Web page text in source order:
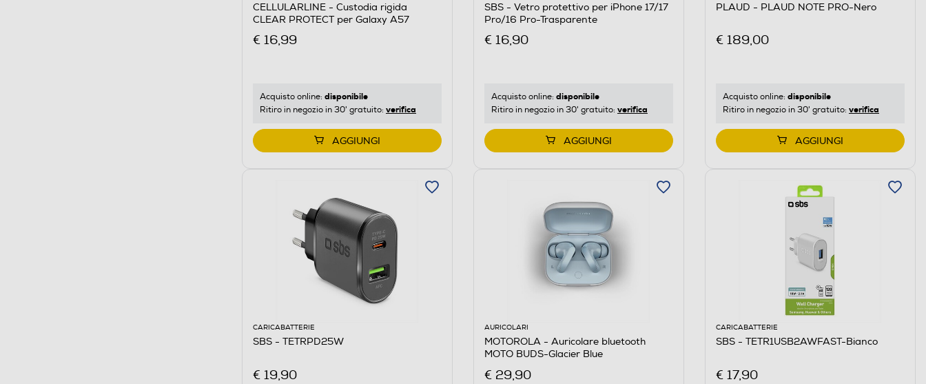
CELLULARLINE - Custodia rigida
CLEAR PROTECT per Galaxy A57
€ 16,99
Acquisto online: disponibile
Ritiro in negozio in 30' gratuito: verifica
AGGIUNGI
SBS - Vetro protettivo per iPhone 17/17
Pro/16 Pro-Trasparente
€ 16,90
Acquisto online: disponibile
Ritiro in negozio in 30' gratuito: verifica
AGGIUNGI
PLAUD - PLAUD NOTE PRO-Nero
€ 189,00
Acquisto online: disponibile
Ritiro in negozio in 30' gratuito: verifica
AGGIUNGI
CARICABATTERIE
SBS - TETRPD25W
€ 19,90
AURICOLARI
MOTOROLA - Auricolare bluetooth
MOTO BUDS-Glacier Blue
€ 29,90
CARICABATTERIE
SBS - TETR1USB2AWFAST-Bianco
€ 17,90